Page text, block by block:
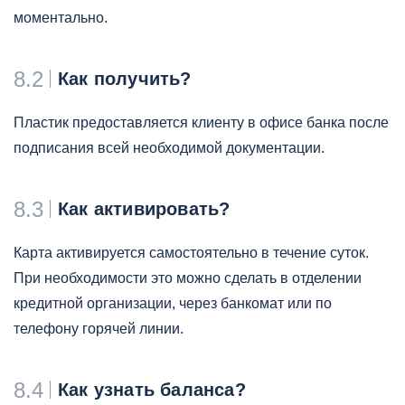
моментально.
8.2 Как получить?
Пластик предоставляется клиенту в офисе банка после
подписания всей необходимой документации.
8.3 Как активировать?
Карта активируется самостоятельно в течение суток.
При необходимости это можно сделать в отделении
кредитной организации, через банкомат или по
телефону горячей линии.
8.4 Как узнать баланса?